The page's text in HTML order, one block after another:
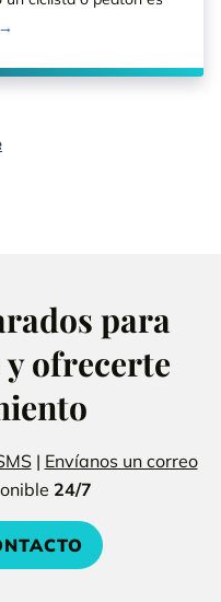
para
ofrecerte
| Envíanos un correo
24/7